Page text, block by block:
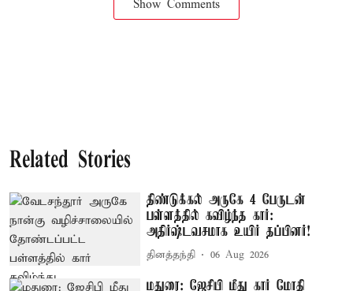
Show Comments
Related Stories
திண்டுக்கல் அருகே 4 பேருடன்
பள்ளத்தில் கவிழ்ந்த கார்:
அதிர்ஷ்டவசமாக உயிர் தப்பினர்!
தினத்தந்தி 06 Aug 2026
மதுரை: ஜேசிபி மீது கார் மோதி